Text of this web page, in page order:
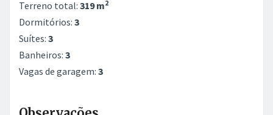
Suítes:3
Banheiros:3
Vagas de garagem:
Observações
Espaço e conforto de uma casa, com a segurança de um